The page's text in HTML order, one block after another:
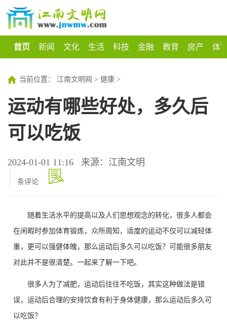
首页 新闻 文化 生活 科技 金融 教育 房产 体
当前位置： 江南文明网 > 健康 >
运动有哪些好处，多久后
可以吃饭
2024-01-01 11:16 来源：江南文明
条评论
随着生活水平的提高以及人们思想观念的转化，很多人都会
在闲暇时参加体育锻炼，众所周知，适度的运动不仅可以减轻体
重，更可以强健体魄，那么运动后多久可以吃饭？可能很多朋友
对此并不是很清楚。一起来了解一下吧。
很多人为了减肥，运动后往往不吃饭，其实这种做法是错
误，运动后合理的安排饮食有利于身体健康，那么运动后多久可
以吃饭？